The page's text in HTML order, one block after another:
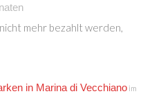
mehr bezahlt werden,
in Marina di Vecchiano im